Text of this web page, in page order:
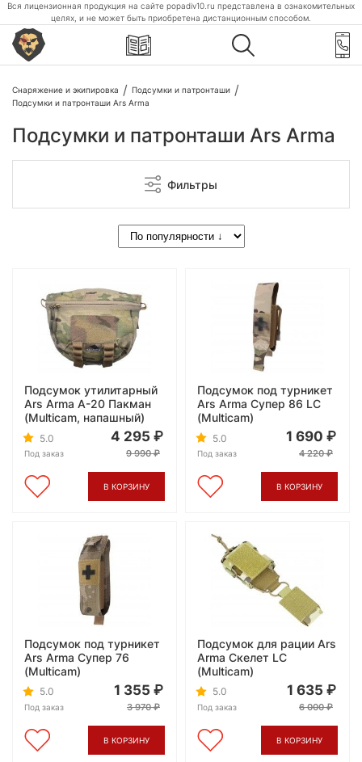
Вся лицензионная продукция на сайте popadiv10.ru представлена в ознакомительных
целях, и не может быть приобретена дистанционным способом.
Снаряжение и экипировка
Подсумки и патронташи
Подсумки и патронташи Ars Arma
Подсумки и патронташи Ars Arma
Фильтры
Подсумок утилитарный
Ars Arma А-20 Пакман
(Multicam, напашный)
5.0
Под заказ
4 295
9 990
В КОРЗИНУ
Подсумок под турникет
Ars Arma Супер 86 LC
(Multicam)
5.0
Под заказ
1 690
4 220
В КОРЗИНУ
Подсумок под турникет
Ars Arma Супер 76
(Multicam)
5.0
Под заказ
1 355
3 970
В КОРЗИНУ
Подсумок для рации Ars
Arma Скелет LC
(Multicam)
5.0
Под заказ
1 635
6 000
В КОРЗИНУ